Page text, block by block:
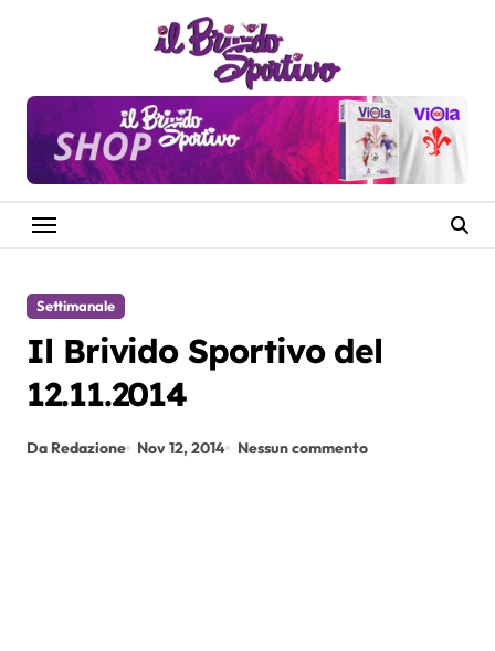
Settimanale
Il Brivido Sportivo del
12.11.2014
Da Redazione Nov 12, 2014 Nessun commento